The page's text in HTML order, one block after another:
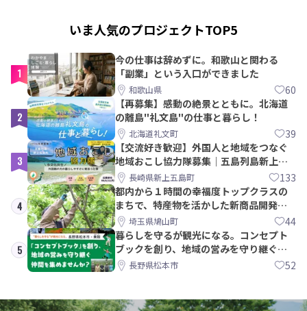
いま人気のプロジェクトTOP5
1
今の仕事は辞めずに。和歌山と関わる
「副業」という入口ができました
和歌山県 60
2
【再募集】感動の絶景とともに。北海道
の離島"礼文島"の仕事と暮らし！
北海道礼文町 39
3
【交流好き歓迎】外国人と地域をつなぐ
地域おこし協力隊募集｜五島列島新上五
島町長崎県新上五島町 133
4
都内から１時間の幸福度トップクラスの
まちで、特産物を活かした新商品開発＆
PRメンバー募集！
埼玉県鳩山町 44
5
暮らしを守るが観光になる。コンセプト
ブックを創り、地域の営みを守り継ぐ仲
間を集めませんか？
長野県松本市 52